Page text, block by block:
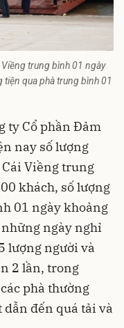
Viềng trung bình 01 ngày
qua phà trung bình 01
ty Cổ phần Đảm
nay số lượng
Viềng trung
khách, số lượng
01 ngày khoảng
ngày nghỉ
lượng người và
2 lần, trong
phà thường
đến quá tải và